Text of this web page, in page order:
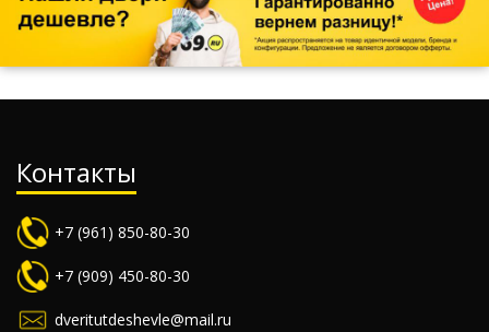
Контакты
+7 (961) 850-80-30
+7 (909) 450-80-30
dveritutdeshevle@mail.ru